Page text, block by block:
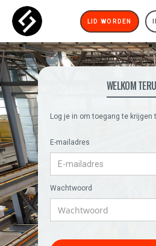
LID WORDEN
WELKOM
Log je in om toegang te krijgen
E-mailadres
Wachtwoord